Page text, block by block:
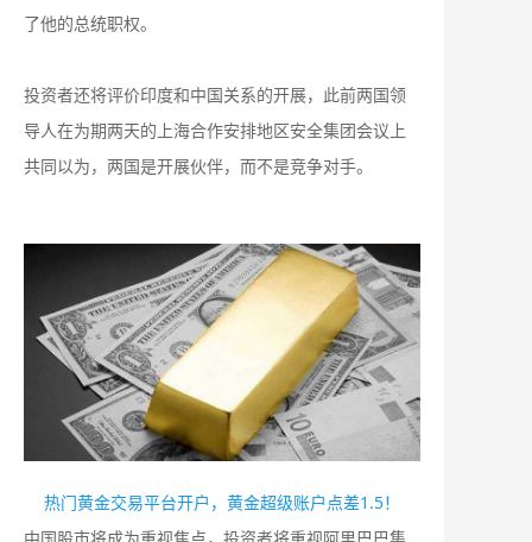
了他的总统职权。
投资者还将评价印度和中国关系的开展，此前两国领
导人在为期两天的上海合作安排地区安全集团会议上
共同以为，两国是开展伙伴，而不是竞争对手。
热门黄金交易平台开户，黄金超级账户点差1.5！